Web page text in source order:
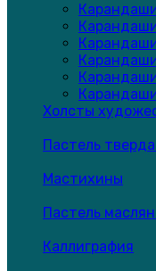
Холсты
Пастель
Мастихины
Пастель
Каллиграфия